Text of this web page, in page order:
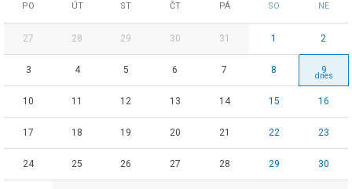
PO ÚT ST ČT PÁ SO NE
27 28 29 30 31 1 2
3 4 5 6 7 8 9
10 11 12 13 14 15 16
17 18 19 20 21 22 23
24 25 26 27 28 29 30